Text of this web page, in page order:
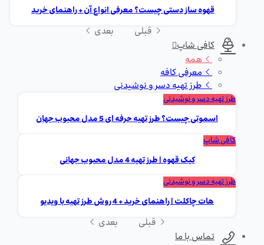
قهوه ساز دستی چیست؟ معرفی انواع آن + راهنمای خرید
قبلی
بعدی
کافی شاپ
همه
معرفی کافه
طرز تهیه دسر و نوشیدنی
طرز تهیه دسر و نوشیدنی
اسموتی چیست؟ طرز تهیه حرفه ای 5 مدل محبوب جهان
کافی شاپ
کیک قهوه | طرز تهیه 4 مدل محبوب جهانی
طرز تهیه دسر و نوشیدنی
هات چاکلت | راهنمای خرید + 4 روش طرز تهیه با ویدیو
قبلی
بعدی
تماس با ما